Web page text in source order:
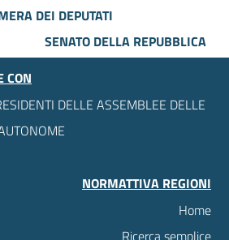
DEI DEPUTATI
SENATO DELLA REPUBBLICA
CON
DELLE ASSEMBLEE DELLE
NORMATTIVA REGIONI
Home
Ricerca semplice